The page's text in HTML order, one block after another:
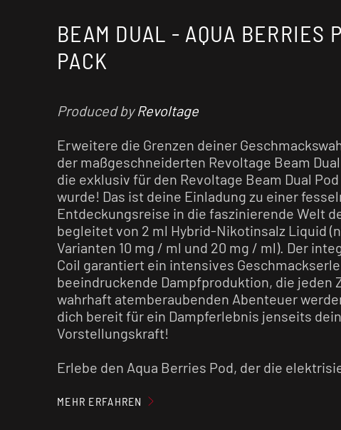
BEAM DUAL - AQUA BERRIES
PACK
Produced byRevoltage
Erweitere die Grenzen deiner
der maßgeschneiderten Revoltage Beam
die exklusiv für den Revoltage Beam Dual
wurde! Das ist deine Einladung zu einer
Entdeckungsreise in die faszinierende Welt
begleitet von 2 ml Hybrid-Nikotinsalz Liquid
Varianten 10 mg / ml und 20 mg / ml). Der
Coil garantiert ein intensives
beeindruckende Dampfproduktion, die jeden
wahrhaft atemberaubenden Abenteuer
dich bereit für ein Dampferlebnis jenseits
Vorstellungskraft!
Erlebe den Aqua Berries Pod, der die
Geschmacksexplosion einfängt und deine
MEHR ERFAHREN